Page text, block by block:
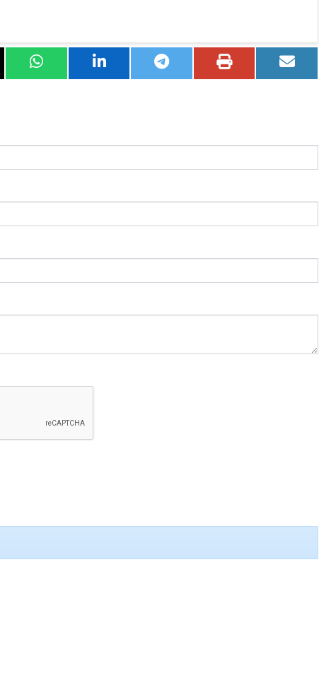
पश्चिम चम्पारण जिला सचिव चाँदसी प्रसाद यादव, सीटू के जिला सचिव
यूनियन के जिला अध्यक्ष प्रकाश कुमार वर्मा, बेतिया लोकल कमिटी
सभा के संजय कुमार राव, पल्लोदार संघ के अनिल कुमार, रामेश्वर
अशर्फी चौधरी, भिखारी पटेल आदि शामिल थे।